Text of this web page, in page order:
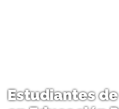
Estudiantes